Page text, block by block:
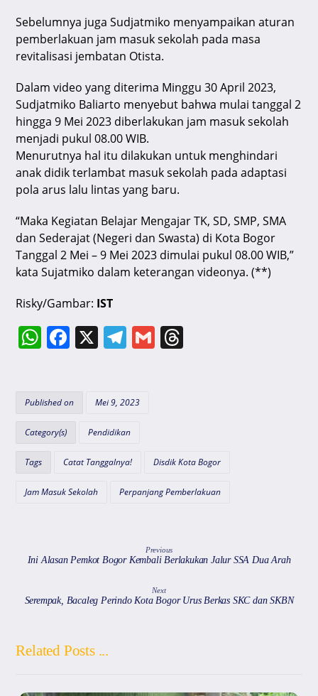
Sebelumnya juga Sudjatmiko menyampaikan aturan
pemberlakuan jam masuk sekolah pada masa
revitalisasi jembatan Otista.
Dalam video yang diterima Minggu 30 April 2023,
Sudjatmiko Baliarto menyebut bahwa mulai tanggal 2
hingga 9 Mei 2023 diberlakukan jam masuk sekolah
menjadi pukul 08.00 WIB.
Menurutnya hal itu dilakukan untuk menghindari
anak didik terlambat masuk sekolah pada adaptasi
pola arus lalu lintas yang baru.
“Maka Kegiatan Belajar Mengajar TK, SD, SMP, SMA
dan Sederajat (Negeri dan Swasta) di Kota Bogor
Tanggal 2 Mei – 9 Mei 2023 dimulai pukul 08.00 WIB,”
kata Sujatmiko dalam keterangan videonya. (**)
Risky/Gambar: IST
W
s
A
p
F
e
o
k
X T
gr
a
m
G
s
Published on Mei 9, 2023
Category(s) Pendidikan
Tags Catat Tanggalnya! Disdik Kota Bogor
Jam Masuk Sekolah Perpanjang Pemberlakuan
Previous
Ini Alasan Pemkot Bogor Kembali Berlakukan Jalur SSA Dua Arah
Next
Serempak, Bacaleg Perindo Kota Bogor Urus Berkas SKC dan SKBN
Related Posts ...